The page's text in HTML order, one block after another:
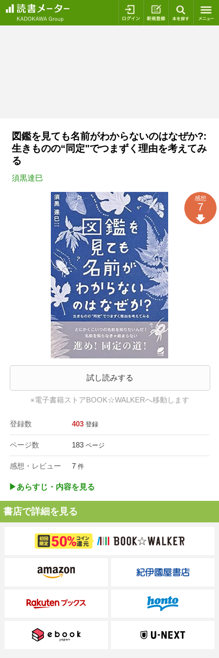
ログイン 新規登録
図鑑を見ても名前がわからないのはなぜか?:
生きものの“同定"でつまずく理由を考えてみ
る
須黒達巳
試し読みする
※電子書籍ストアBOOK☆WALKERへ移動します
登録数 403 登録
ページ数 183 ページ
感想・レビュー 7 件
感想
7
▶︎あらすじ・内容を見る
書店で詳細を見る